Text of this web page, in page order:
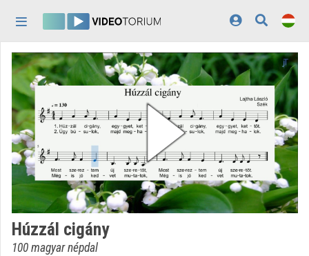
Kezdőlap
Bejelentkezés
Felfedezés
Kategóriák
Lejátszási listák
Intézmények
Közreműködők
Húzzál cigány
100 magyar népdal